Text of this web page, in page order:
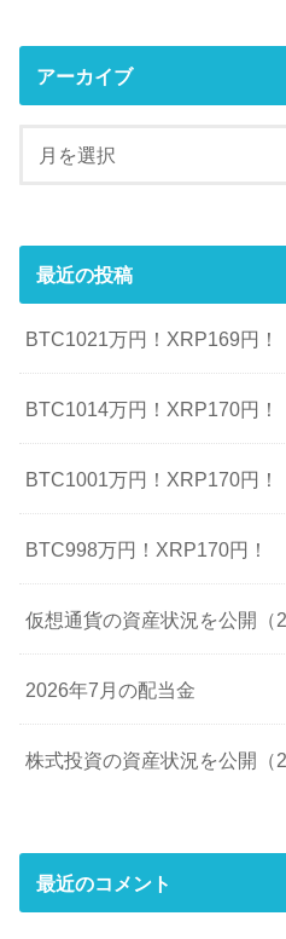
アーカイブ
最近の投稿
BTC1021万円！XRP169円！
BTC1014万円！XRP170円！
BTC1001万円！XRP170円！
BTC998万円！XRP170円！
仮想通貨の資産状況を公開（
2026年7月の配当金
株式投資の資産状況を公開（
最近のコメント